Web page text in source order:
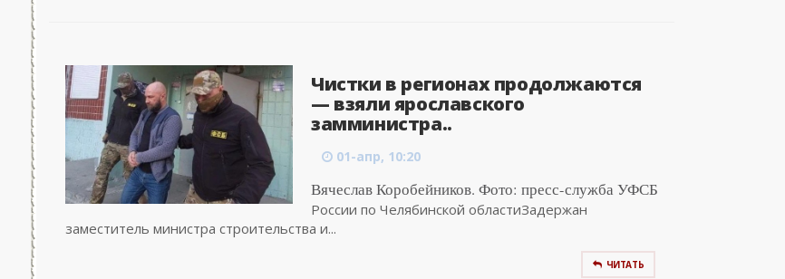
Чистки в регионах продолжаются
— взяли ярославского
замминистра..
01-апр, 10:20
Вячеслав Коробейников. Фото: пресс-служба УФСБ
России по Челябинской областиЗадержан
заместитель министра строительства и...
ЧИТАТЬ